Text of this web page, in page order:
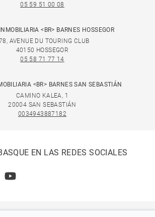
05 59 51 00 08
<BR> BARNES HOSSEGOR
AVENUE DU TOURING CLUB
40150 HOSSEGOR
05 58 71 77 14
<BR> BARNES SAN SEBASTIÁN
CAMINO KALEA, 1
20004 SAN SEBASTIÁN
0034943887182
EN LAS REDES SOCIALES
Youtube